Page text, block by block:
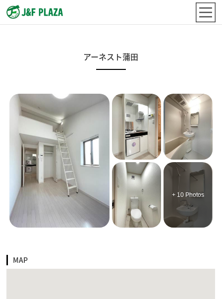
アーネスト蒲田
+ 10 Photos
MAP